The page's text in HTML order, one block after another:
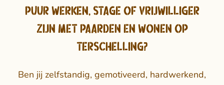
Puur werken, stage of vrijwilliger
zijn met paarden en wonen op
Terschelling?
Ben jij zelfstandig, gemotiveerd, hardwerkend,